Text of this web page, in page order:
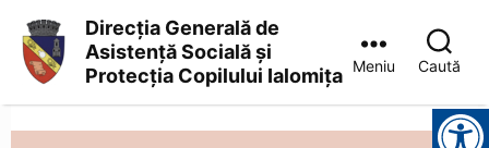
Direcția Generală de
Asistență Socială și
Protecția Copilului Ialomița
Meniu Caută
Instrumente pentru accesibilitate